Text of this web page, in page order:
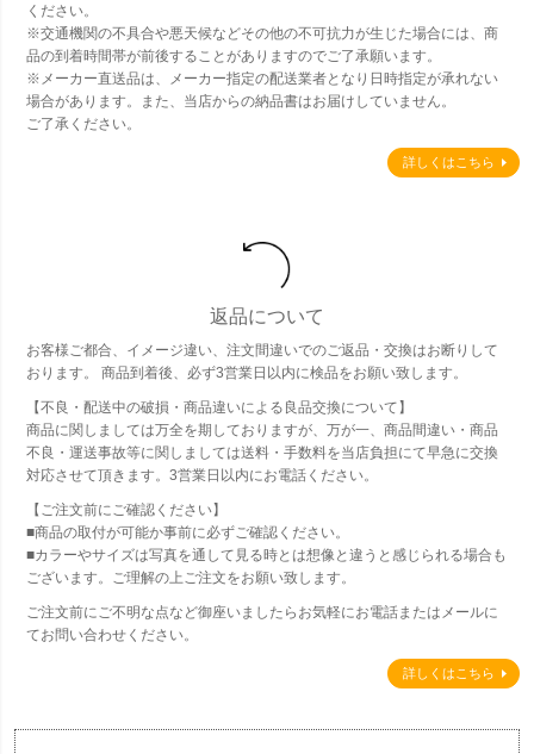
ください。
※交通機関の不具合や悪天候などその他の不可抗力が生じた場合には、商
品の到着時間帯が前後することがありますのでご了承願います。
※メーカー直送品は、メーカー指定の配送業者となり日時指定が承れない
場合があります。また、当店からの納品書はお届けしていません。
ご了承ください。
詳しくはこちら
返品について
お客様ご都合、イメージ違い、注文間違いでのご返品・交換はお断りして
おります。 商品到着後、必ず3営業日以内に検品をお願い致します。
【不良・配送中の破損・商品違いによる良品交換について】
商品に関しましては万全を期しておりますが、万が一、商品間違い・商品
不良・運送事故等に関しましては送料・手数料を当店負担にて早急に交換
対応させて頂きます。3営業日以内にお電話ください。
【ご注文前にご確認ください】
■商品の取付が可能か事前に必ずご確認ください。
■カラーやサイズは写真を通して見る時とは想像と違うと感じられる場合も
ございます。ご理解の上ご注文をお願い致します。
ご注文前にご不明な点など御座いましたらお気軽にお電話またはメールに
てお問い合わせください。
詳しくはこちら